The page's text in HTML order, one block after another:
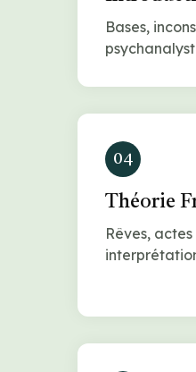
Bases,
04
Théorie
Rêves,